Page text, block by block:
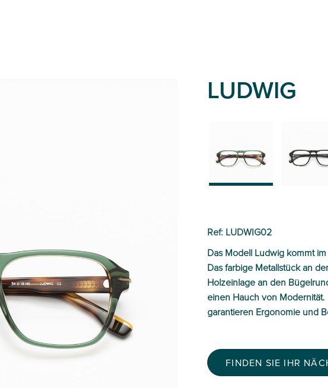
LUDWIG
Ref: LUDWIG02
Das Modell Ludwig kommt
Das farbige Metallstück an
Holzeinlage an den
einen Hauch von
garantieren Ergonomie und
FINDEN SIE IHR